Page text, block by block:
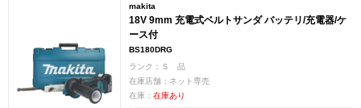
makita
18V 9mm 充電式ベルトサンダ バッテリ/充電器/ケ
ース付
BS180DRG
ランク：Ｓ 品
在庫店舗：ネット専売
在庫： 在庫あり